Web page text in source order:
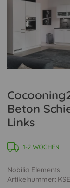
Beton
Links
1-2 WOCHEN
Nobilia Elements
Artikelnummer: